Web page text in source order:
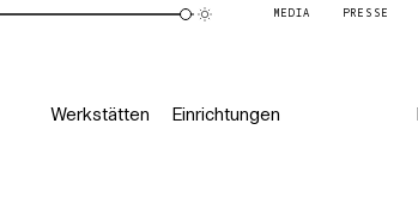
MEDIA PRESSE
Werkstätten Einrichtungen